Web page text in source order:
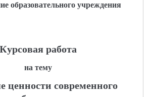
образовательного учреждения
Курсовая работа
на тему
ценности современного